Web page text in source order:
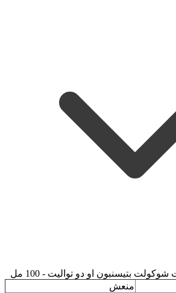
بتيسنبون او دو تواليت - 100 مل
منعش